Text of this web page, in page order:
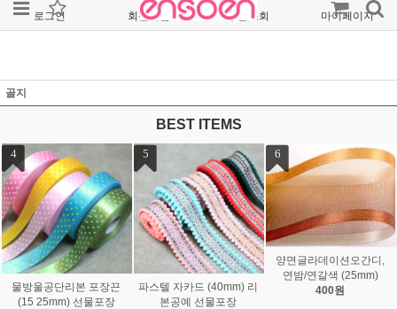
로그인 회원가입 주문조회 마이페이지
골지
BEST ITEMS
7
웨이브초음파오간디, 와
인 (25mm)
600원
8
밤색 샤벳리본 (40mm)
500원
9
검정 샤벳리본 (40mm)